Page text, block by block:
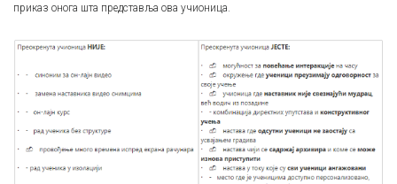
приказ онога шта представља ова учионица.